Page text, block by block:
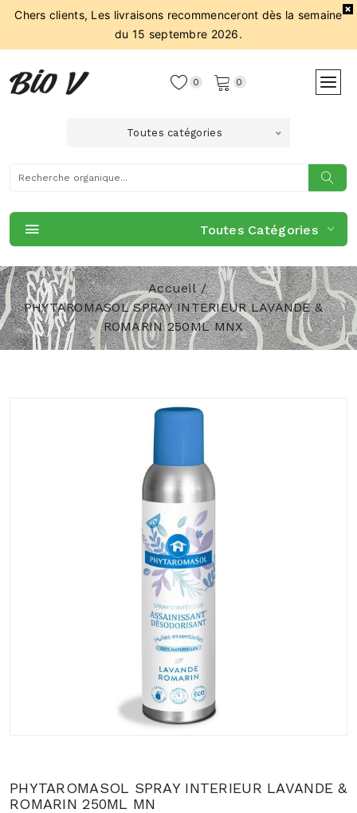
Chers clients, Les livraisons recommenceront dès la semaine
du 15 septembre 2026.
0 0
Toutes catégories
Toutes Catégories
Accueil
PHYTAROMASOL SPRAY INTERIEUR LAVANDE &
ROMARIN 250ML MNX
PHYTAROMASOL SPRAY INTERIEUR LAVANDE &
ROMARIN 250ML MN